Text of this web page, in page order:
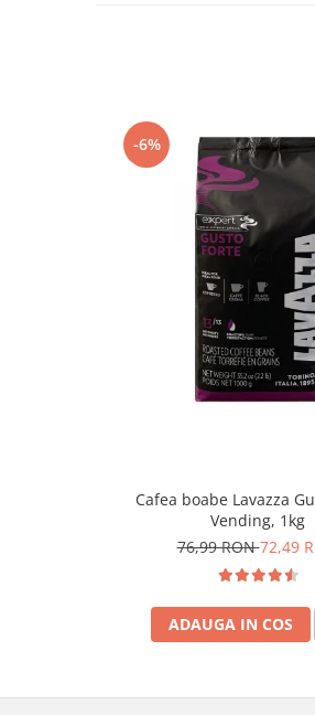
-6%
Cafea boabe Lavazza
Vending, 1kg
76,99 RON72,49
ADAUGA IN COS